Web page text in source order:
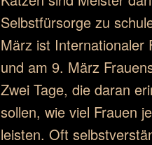
Selbstfürsorge zu
März ist Internationaler
und am 9. März
Zwei Tage, die daran
sollen, wie viel Frauen
leisten. Oft